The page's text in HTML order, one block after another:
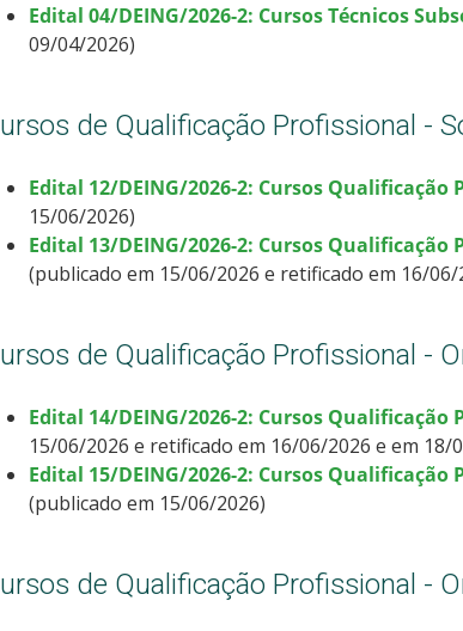
Edital 04/DEING/2026-2: Cursos Técnicos
09/04/2026)
de Qualificação Profissional -
Edital 12/DEING/2026-2: Cursos Qualificação
15/06/2026)
Edital 13/DEING/2026-2: Cursos Qualificação
(publicado em 15/06/2026 e retificado em 16/
de Qualificação Profissional -
Edital 14/DEING/2026-2: Cursos Qualificação
15/06/2026 e retificado em 16/06/2026 e em 18/
Edital 15/DEING/2026-2: Cursos Qualificação
(publicado em 15/06/2026)
de Qualificação Profissional -